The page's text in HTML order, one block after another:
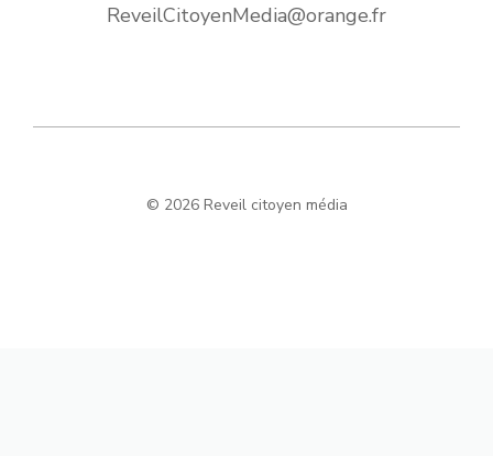
ReveilCitoyenMedia@orange.fr
© 2026 Reveil citoyen média